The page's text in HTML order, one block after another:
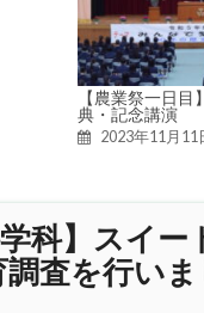
【農業祭一日目
典・記念講演
2023年11月11
学科】スイー
査を行いま